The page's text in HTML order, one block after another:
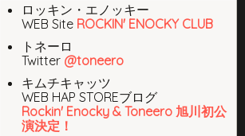
ロッキン・エノッキー
WEB Site ROCKIN' ENOCKY CLUB
トネーロ
Twitter @toneero
キムチキャッツ
WEB HAP STOREブログ
Rockin' Enocky & Toneero 旭川初公
演決定！